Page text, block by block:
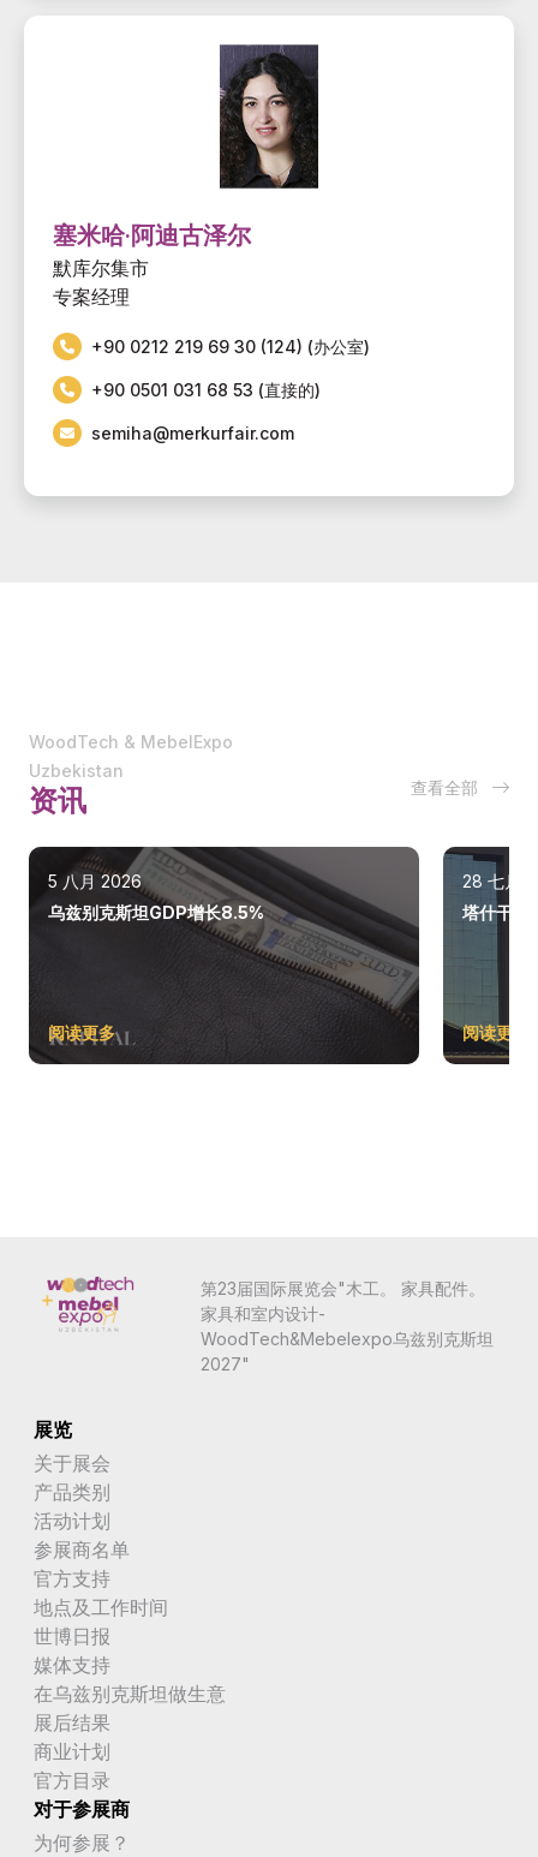
塞米哈·阿迪古泽尔
默库尔集市
专案经理
+90 0212 219 69 30 (124) (办公室)
+90 0501 031 68 53 (直接的)
semiha@merkurfair.com
WoodTech & MebelExpo
Uzbekistan
资讯 查看全部
5 八月 2026
乌兹别克斯坦GDP增长8.5%
阅读更多
28 七月
塔什干巩
阅读更多
第23届国际展览会"木工。 家具配件。
家具和室内设计-
WoodTech&Mebelexpo乌兹别克斯坦
2027"
展览
关于展会
产品类别
活动计划
参展商名单
官方支持
地点及工作时间
世博日报
媒体支持
在乌兹别克斯坦做生意
展后结果
商业计划
官方目录
对于参展商
为何参展？